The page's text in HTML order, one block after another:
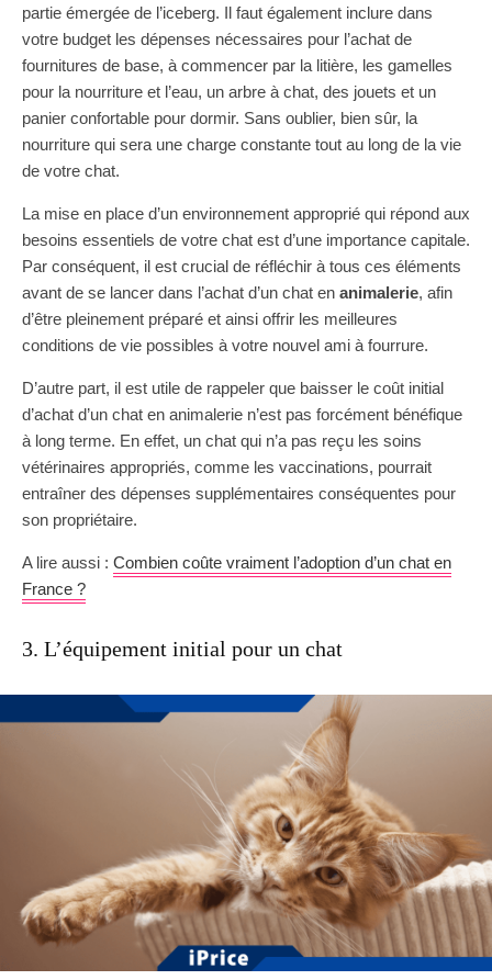
partie émergée de l’iceberg. Il faut également inclure dans
votre budget les dépenses nécessaires pour l’achat de
fournitures de base, à commencer par la litière, les gamelles
pour la nourriture et l’eau, un arbre à chat, des jouets et un
panier confortable pour dormir. Sans oublier, bien sûr, la
nourriture qui sera une charge constante tout au long de la vie
de votre chat.
La mise en place d’un environnement approprié qui répond aux
besoins essentiels de votre chat est d’une importance capitale.
Par conséquent, il est crucial de réfléchir à tous ces éléments
avant de se lancer dans l’achat d’un chat en animalerie, afin
d’être pleinement préparé et ainsi offrir les meilleures
conditions de vie possibles à votre nouvel ami à fourrure.
D’autre part, il est utile de rappeler que baisser le coût initial
d’achat d’un chat en animalerie n’est pas forcément bénéfique
à long terme. En effet, un chat qui n’a pas reçu les soins
vétérinaires appropriés, comme les vaccinations, pourrait
entraîner des dépenses supplémentaires conséquentes pour
son propriétaire.
A lire aussi : Combien coûte vraiment l’adoption d’un chat en
France ?
3. L’équipement initial pour un chat